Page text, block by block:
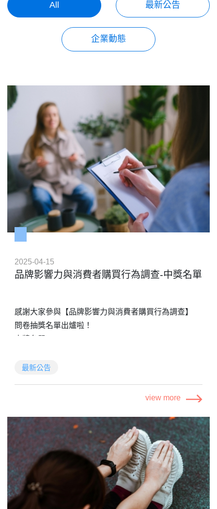
All 最新公告
企業動態
2025-04-15
品牌影響力與消費者購買行為調查-中獎名單
感謝大家參與【品牌影響力與消費者購買行為調查】
問卷抽獎名單出爐啦！
usp=sharing
活動名稱：品牌影響力與消費者購買行為調查
抽獎資格：完整填答者可參與抽獎活動、人人有獎[每人
等）、填答時間不當將失去抽獎資格
獎項：
【BALMUDA The Range微波烤箱】1名
【遠東SOGO百貨好禮即享券3000元】2名
【國賓影城全台通用電影票好禮即享券2入】10名
【全聯福利中心即享券100元】30名
【便利商店即享券100元】30名
【LINE POINTS 50點】100名
其他說明：
【BALMUDA The Range微波烤箱】會電話聯絡通知中
獎者領獎，未在4/30（三）以前未回覆領獎所需資料，
最新公告
view more